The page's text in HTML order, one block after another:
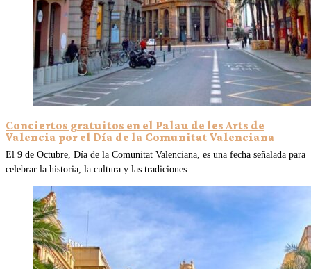
Conciertos gratuitos en el Palau de les Arts de
Valencia por el Día de la Comunitat Valenciana
El 9 de Octubre, Día de la Comunitat Valenciana, es una fecha señalada para
celebrar la historia, la cultura y las tradiciones